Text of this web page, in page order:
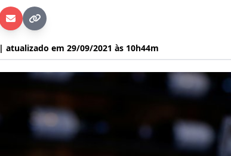
| atualizado em 29/09/2021 às 10h44m